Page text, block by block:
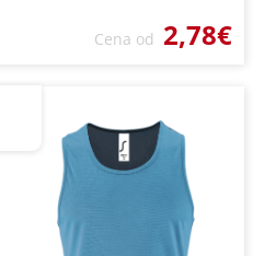
Cena od 2,78€